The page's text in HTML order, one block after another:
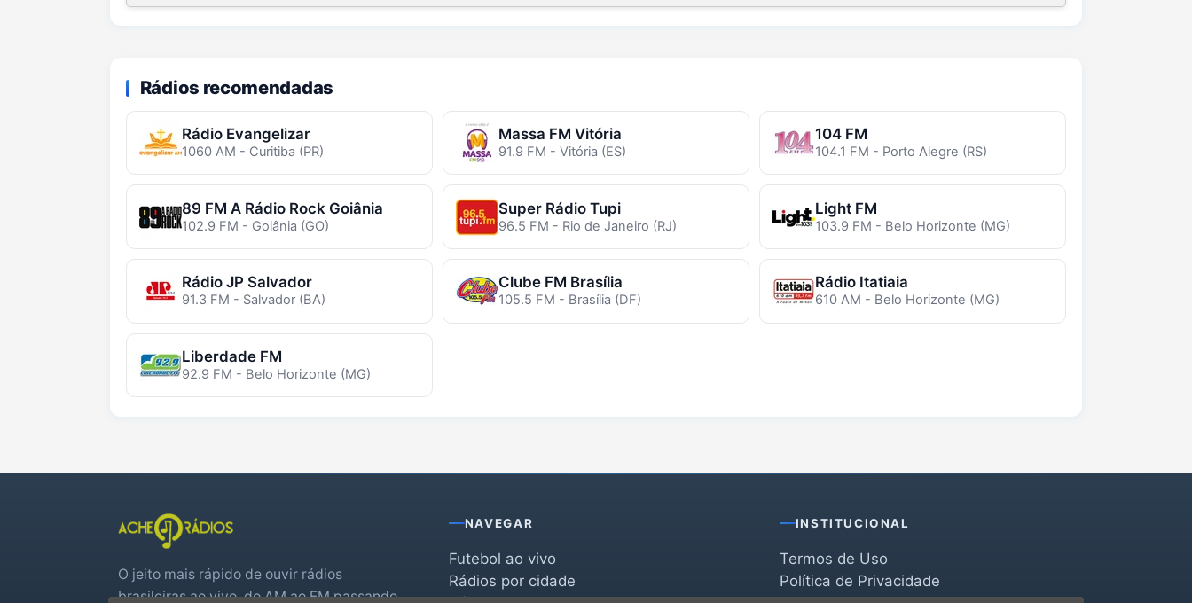
Rádios recomendadas
Rádio Evangelizar
1060 AM - Curitiba (PR)
Massa FM Vitória
91.9 FM - Vitória (ES)
104 FM
104.1 FM - Porto Alegre (RS)
89 FM A Rádio Rock Goiânia
102.9 FM - Goiânia (GO)
Super Rádio Tupi
96.5 FM - Rio de Janeiro (RJ)
Light FM
103.9 FM - Belo Horizonte (MG)
Rádio JP Salvador
91.3 FM - Salvador (BA)
Clube FM Brasília
105.5 FM - Brasília (DF)
Rádio Itatiaia
610 AM - Belo Horizonte (MG)
Liberdade FM
92.9 FM - Belo Horizonte (MG)
O jeito mais rápido de ouvir rádios
brasileiras ao vivo, do AM ao FM passando
NAVEGAR
Futebol ao vivo
Rádios por cidade
INSTITUCIONAL
Termos de Uso
Política de Privacidade